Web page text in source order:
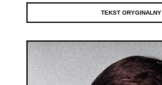
TEKST ORYGINALNY